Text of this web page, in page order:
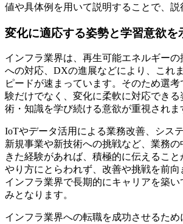
値や具体例を用いて説明することで、説
変化に適応する姿勢と学習意欲を
インフラ業界は、再生可能エネルギー
への対応、DXの進展などにより、これ
ピードが速まっています。そのため選
験だけでなく、変化に柔軟に対応でき
術・知識を学び続ける意欲が重視されま
IoTやデータ活用による業務改善、シス
新規事業や新技術への挑戦など、業務の
きた経験があれば、積極的に伝えるこ
やり方にとらわれず、改善や挑戦を前向
インフラ業界で長期的にキャリアを築
みとなります。
インフラ業界への転職を成功させるため